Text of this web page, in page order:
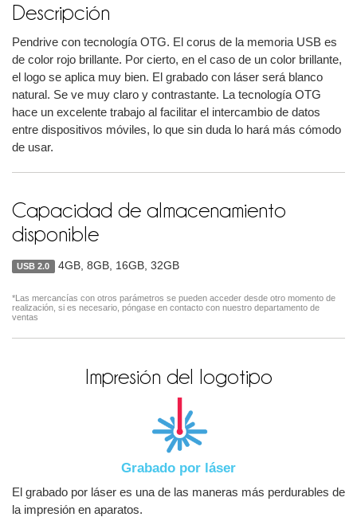
Descripción
Pendrive con tecnología OTG. El corus de la memoria USB es
de color rojo brillante. Por cierto, en el caso de un color brillante,
el logo se aplica muy bien. El grabado con láser será blanco
natural. Se ve muy claro y contrastante. La tecnología OTG
hace un excelente trabajo al facilitar el intercambio de datos
entre dispositivos móviles, lo que sin duda lo hará más cómodo
de usar.
Capacidad de almacenamiento
disponible
USB 2.0 4GB, 8GB, 16GB, 32GB
*Las mercancías con otros parámetros se pueden acceder desde otro momento de
realización, si es necesario, póngase en contacto con nuestro departamento de
ventas
Impresión del logotipo
Grabado por láser
El grabado por láser es una de las maneras más perdurables de
la impresión en aparatos.